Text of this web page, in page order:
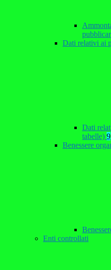
Dati relativi ai
Dati
tabelle) 9
Benessere
Enti controllati